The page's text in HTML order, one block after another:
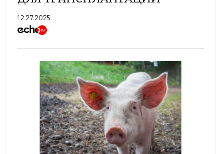
12.27.2025